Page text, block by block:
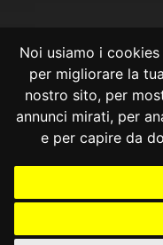
Noi usiamo i
per migliorare la
nostro sito, per
annunci mirati, per
e per capire da
CONSULTA
Consulta OnLine non ha
le
costituisce una
Nessuno deve confidare o
info@giurcost.org|